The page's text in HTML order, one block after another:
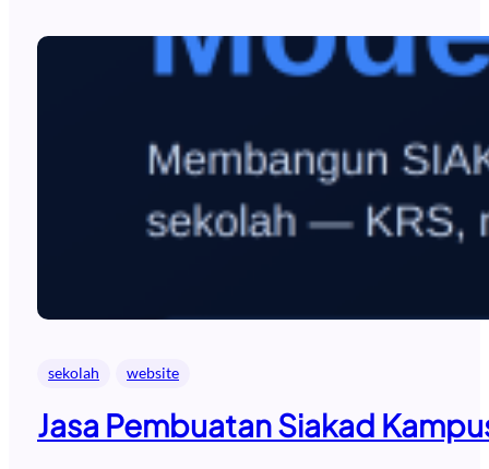
sekolah website
Jasa Pembuatan Siakad